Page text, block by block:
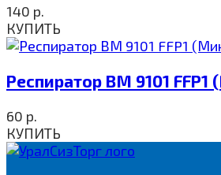
140 р.
КУПИТЬ
Респиратор ВМ 9101
60 р.
КУПИТЬ